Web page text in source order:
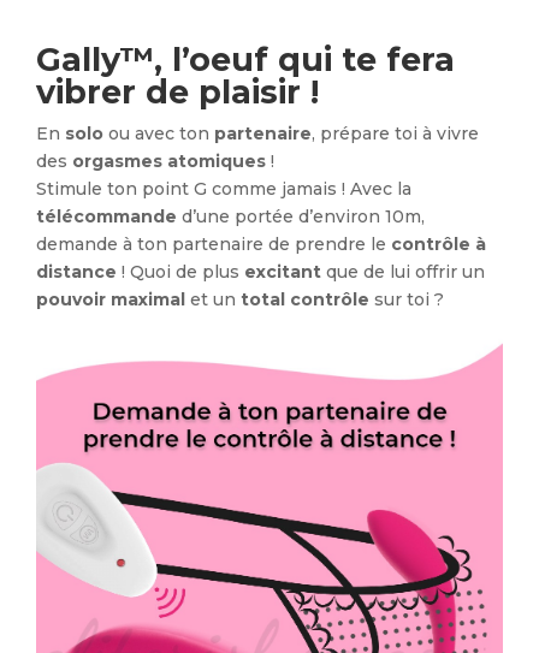
Gally™, l’oeuf qui te fera
vibrer de plaisir !
En solo ou avec ton partenaire, prépare toi à vivre
des orgasmes atomiques !
Stimule ton point G comme jamais ! Avec la
télécommande d’une portée d’environ 10m,
demande à ton partenaire de prendre le contrôle à
distance ! Quoi de plus excitant que de lui offrir un
pouvoir maximal et un total contrôle sur toi ?